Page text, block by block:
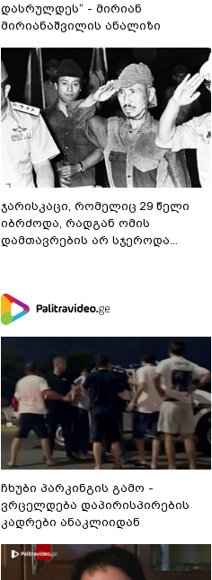
დასრულდეს“ - მირიან
მირიანაშვილის ანალიზი
ჯარისკაცი, რომელიც 29 წელი
იბრძოდა, რადგან ომის
დამთავრების არ სჯეროდა...
ჩხუბი პარკინგის გამო -
ვრცელდება დაპირისპირების
კადრები ანაკლიიდან